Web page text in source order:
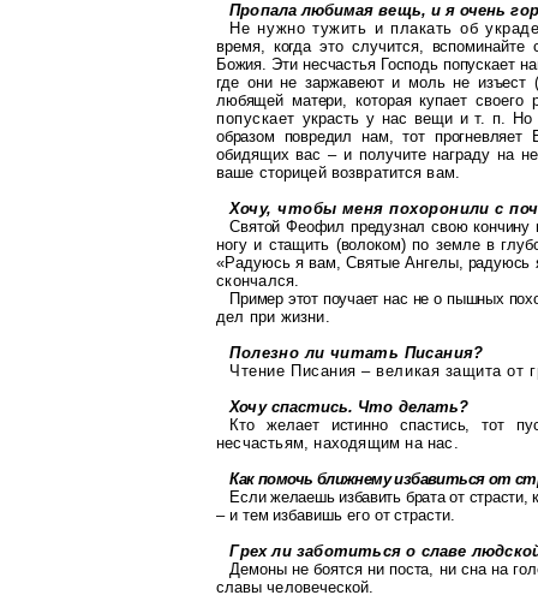
Пропала любимая вещь, и я очень
Не нужнотужить и плакать об
время, когда это случится, вспоминайте
Божия. Эти несчастья Господь попускает
где они не заржавеют имоль не изъест (
любящей матери, которая купает
попускаетукрасть у нас вещи и т. п. Но
образом повредил нам, тот прогневляет
обидящихвас – и получите награду на
ваше сторицей возвратится вам.
Хочу, чтобы меня похоронили с
Святой Феофил предузнал свою кончину
ногу и стащить (волоком) по земле в
«Радуюсь я вам, Святые Ангелы, радуюсь
скончался.
Пример этот поучает нас не о пышных
дел при жизни.
Полезно ли читать Писания?
Чтение Писания – великая защита от
Хочу спастись. Что делать?
Кто желает истинно спастись, тот
несчастьям, находящим на нас.
Как помочь ближнемуизбавиться от
Если желаешь избавить брата от страсти,
– и тем избавишь его от страсти.
Грех ли заботиться о славе
Демоны не боятся ни поста, ни сна на
славы человеческой.